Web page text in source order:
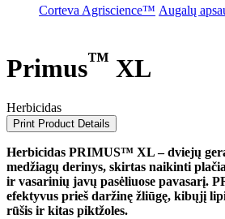
Corteva Agriscience™ Augalų
Primus™ XL
Herbicidas
Print Product Details
Herbicidas PRIMUS™ XL – dviejų
medžiagų derinys, skirtas naikinti
ir vasarinių javų pasėliuose pavasarį.
efektyvus prieš daržinę žliūgę, kibųjį
rūšis ir kitas piktžoles.